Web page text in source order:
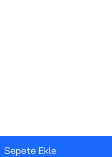
Sepete Ekle